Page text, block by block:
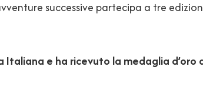
successive partecipa a tre
e ha ricevuto la medaglia d’oro